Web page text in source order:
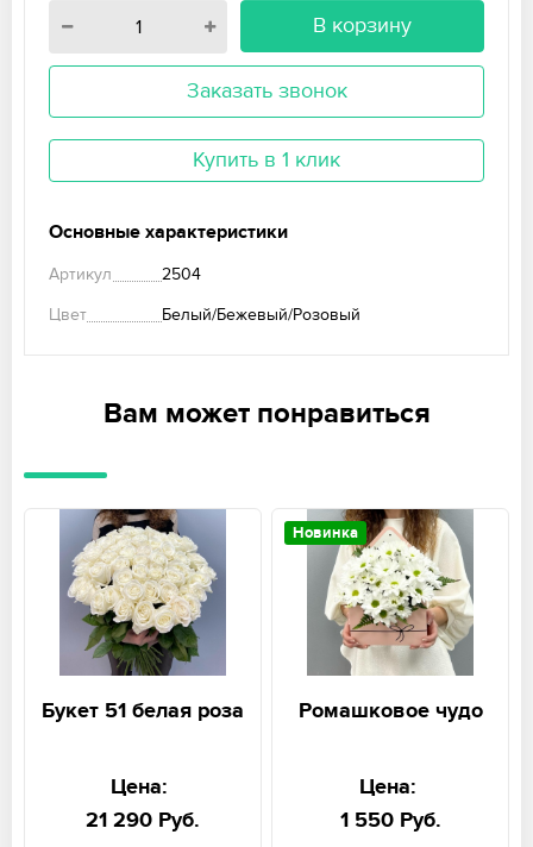
В корзину
Заказать звонок
Купить в 1 клик
Основные характеристики
Артикул
2504
Цвет
Белый/Бежевый/Розовый
Вам может понравиться
Букет 51 белая роза
Цена:
21 290 Руб.
Новинка
Ромашковое чудо
Цена:
1 550 Руб.